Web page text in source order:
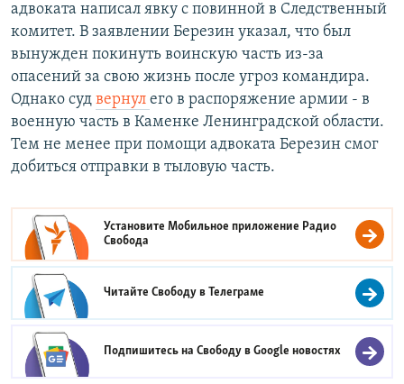
адвоката написал явку с повинной в Следственный
комитет. В заявлении Березин указал, что был
вынужден покинуть воинскую часть из-за
опасений за свою жизнь после угроз командира.
Однако суд вернул его в распоряжение армии - в
военную часть в Каменке Ленинградской области.
Тем не менее при помощи адвоката Березин смог
добиться отправки в тыловую часть.
Установите Мобильное приложение Радио
Свобода
Читайте Свободу вТелеграме
Подпишитесь на Свободу вGoogle новостях